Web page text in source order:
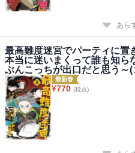
あら
最高難度迷宮でパーティに置
本当に迷いまくって誰も知
ぶんこっちが出口だと思う～
最新巻
¥770 (税込)